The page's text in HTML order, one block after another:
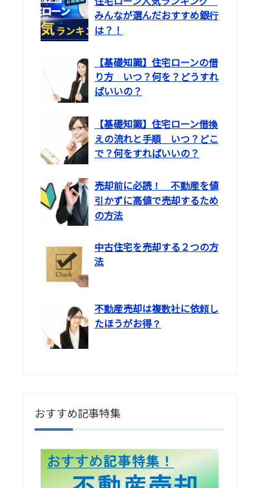
みんなが選んだおすすめ銀行
は？！
【基礎知識】住宅ローンの借
り方 いつ？何を？どうすれ
ばいいの？
【基礎知識】住宅ローン借換
えの流れと手順 いつ？どこ
で？何をすればいいの？
売却前に必読！ 不動産を値
引かずに高値で売却するため
の方法
中古住宅を売却する２つの方
法
不動産売却は複数社に依頼し
たほうがお得？
おすすめ記事特集